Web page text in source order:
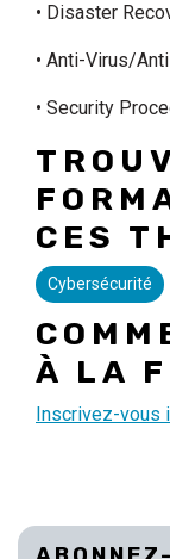
• Disaster
• Anti-Virus/
• Security
CES
Cybersécurité
À LA
Inscrivez-vous